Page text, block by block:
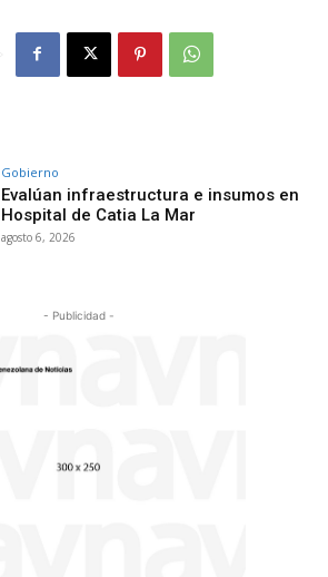
Gobierno
Evalúan infraestructura e insumos en
Hospital de Catia La Mar
agosto 6, 2026
- Publicidad -